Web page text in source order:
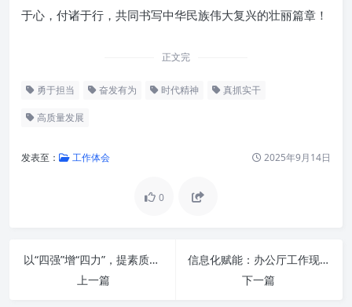
于心，付诸于行，共同书写中华民族伟大复兴的壮丽篇章！
正文完
勇于担当 奋发有为 时代精神 真抓实干
高质量发展
发表至： 工作体会 2025年9月14日
0
以“四强”增“四力”，提素质谱新篇：新时代高质量发展核心密码
上一篇
信息化赋能：办公厅工作现代化，主动作为服务大局的新篇章
下一篇